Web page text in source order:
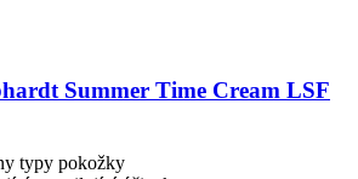
Summer Time Cream LSF
typy pokožky